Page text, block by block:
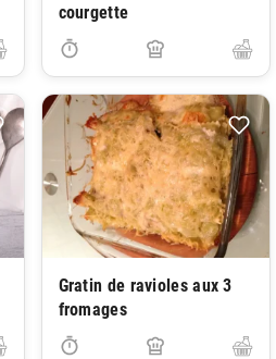
courgette
Gratin de ravioles aux 3
fromages